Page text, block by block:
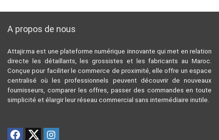
A propos de nous
Attajir.ma est une plateforme numérique innovante qui met en relation
directe les détaillants, les grossistes et les fabricants au Maroc.
Conçue pour faciliter le commerce de proximité, elle offre un espace
centralisé où les professionnels peuvent découvrir de nouveaux
fournisseurs, comparer les offres, passer des commandes en toute
simplicité et élargir leur réseau commercial sans intermédiaire inutile.